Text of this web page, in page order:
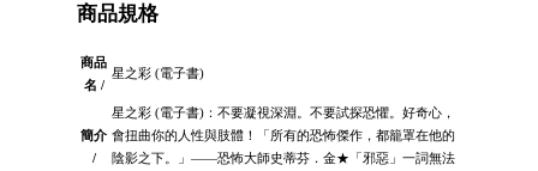
商品規格
商品
名 /
星之彩 (電子書)
簡介
/
星之彩 (電子書)：不要凝視深淵。不要試探恐懼。好奇心，
會扭曲你的人性與肢體！「所有的恐怖傑作，都籠罩在他的
陰影之下。」――恐怖大師史蒂芬．金★「邪惡」一詞無法